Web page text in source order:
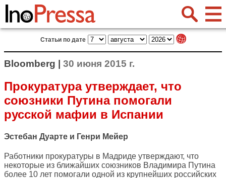
Статьи по дате
Bloomberg | 30 июня 2015 г.
Прокуратура утверждает, что
союзники Путина помогали
русской мафии в Испании
Эстебан Дуарте и Генри Мейер
Работники прокуратуры в Мадриде утверждают, что
некоторые из ближайших союзников Владимира Путина
более 10 лет помогали одной из крупнейших российских